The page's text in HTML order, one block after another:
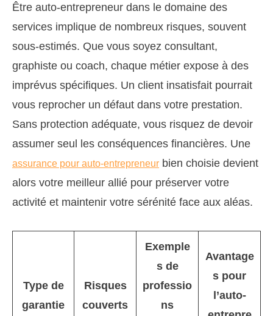
Être auto-entrepreneur dans le domaine des
services implique de nombreux risques, souvent
sous-estimés. Que vous soyez consultant,
graphiste ou coach, chaque métier expose à des
imprévus spécifiques. Un client insatisfait pourrait
vous reprocher un défaut dans votre prestation.
Sans protection adéquate, vous risquez de devoir
assumer seul les conséquences financières. Une
assurance pour auto-entrepreneur bien choisie devient
alors votre meilleur allié pour préserver votre
activité et maintenir votre sérénité face aux aléas.
Type de
garantie
Risques
couverts
Exemple
s de
professio
ns
Avantage
s pour
l’auto-